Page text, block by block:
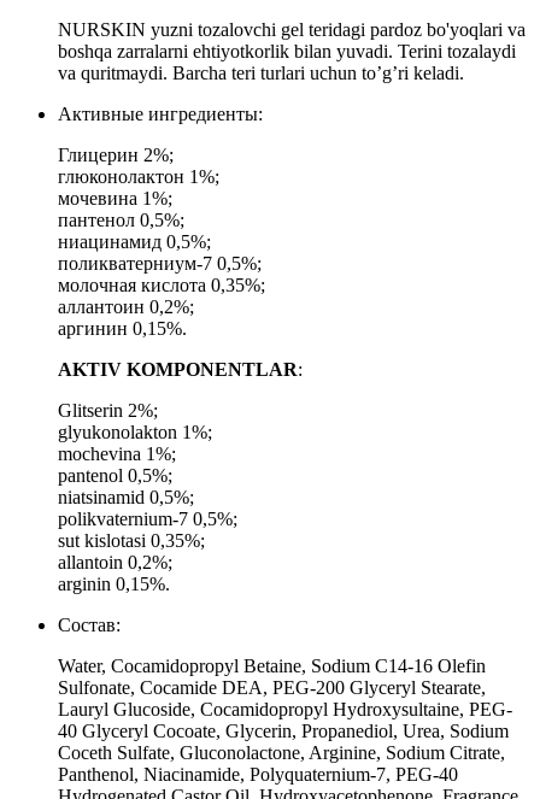
NURSKIN yuzni tozalovchi gel teridagi pardoz bo'yoqlari va
boshqa zarralarni ehtiyotkorlik bilan yuvadi. Terini tozalaydi
va quritmaydi. Barcha teri turlari uchun to’g’ri keladi.
Активные ингредиенты:
Глицерин 2%;
глюконолактон 1%;
мочевина 1%;
пантенол 0,5%;
ниацинамид 0,5%;
поликватерниум-7 0,5%;
молочная кислота 0,35%;
аллантоин 0,2%;
аргинин 0,15%.
AKTIV KOMPONENTLAR:
Glitserin 2%;
glyukonolakton 1%;
mochevina 1%;
pantenol 0,5%;
niatsinamid 0,5%;
polikvaternium-7 0,5%;
sut kislotasi 0,35%;
allantoin 0,2%;
arginin 0,15%.
Состав:
Water, Cocamidopropyl Betaine, Sodium C14-16 Olefin
Sulfonate, Cocamide DEA, PEG-200 Glyceryl Stearate,
Lauryl Glucoside, Cocamidopropyl Hydroxysultaine, PEG-
40 Glyceryl Cocoate, Glycerin, Propanediol, Urea, Sodium
Coceth Sulfate, Gluconolactone, Arginine, Sodium Citrate,
Panthenol, Niacinamide, Polyquaternium-7, PEG-40